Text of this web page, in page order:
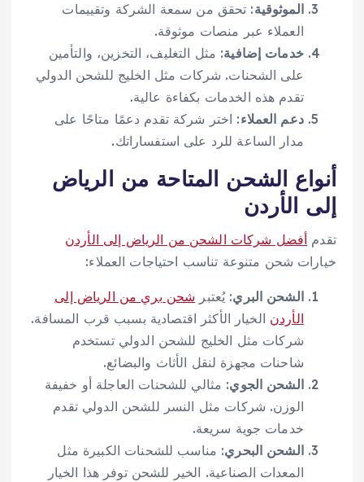
الموثوقية: تحقق من سمعة الشركة وتقييمات
العملاء عبر منصات موثوقة.
خدمات إضافية: مثل التغليف، التخزين، والتأمين
على الشحنات. شركات مثل الخليج للشحن الدولي
تقدم هذه الخدمات بكفاءة عالية.
دعم العملاء: اختر شركة تقدم دعمًا متاحًا على
مدار الساعة للرد على استفساراتك.
أنواع الشحن المتاحة من الرياض
إلى الأردن
تقدم أفضل شركات الشحن من الرياض إلى الأردن
خيارات شحن متنوعة تناسب احتياجات العملاء:
الشحن البري: يُعتبر شحن بري من الرياض إلى
الأردن الخيار الأكثر اقتصادية بسبب قرب المسافة.
شركات مثل الخليج للشحن الدولي تستخدم
شاحنات مجهزة لنقل الأثاث والبضائع.
الشحن الجوي: مثالي للشحنات العاجلة أو خفيفة
الوزن. شركات مثل النسر للشحن الدولي تقدم
خدمات جوية سريعة.
الشحن البحري: مناسب للشحنات الكبيرة مثل
المعدات الصناعية. الخير للشحن توفر هذا الخيار